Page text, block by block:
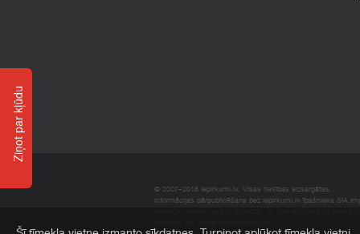
© 2007–2018 Iepirkumi.lv. Visas tiesības aizsargātas.
Informācijas pārpublicēšana bez iepirkumi.lv īpašnieka SIA
Ziņot par kļūdu